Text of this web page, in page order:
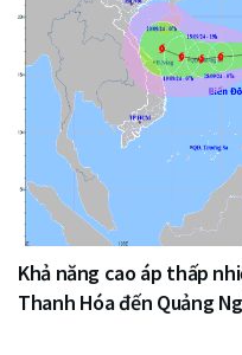
Khả năng cao áp thấp
Thanh Hóa đến Quảng